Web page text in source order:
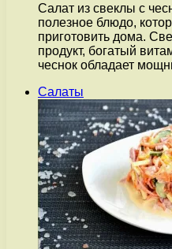
Салат из свеклы с
полезное блюдо,
приготовить дома.
продукт, богатый
чеснок обладает
Салаты